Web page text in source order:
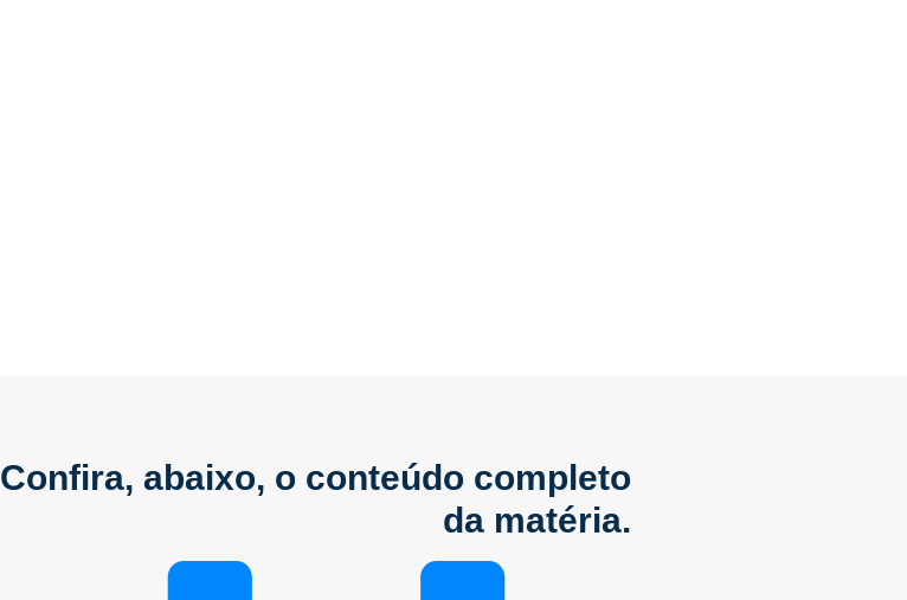
Confira, abaixo, o conteúdo completo
da matéria.